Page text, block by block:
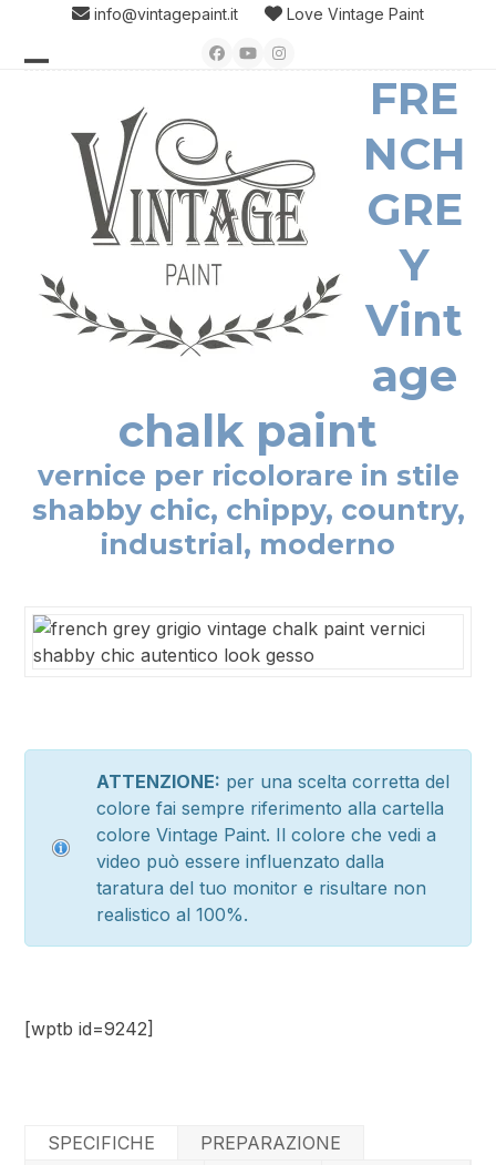
content
info@vintagepaint.it Love Vintage Paint
Facebook
YouTubeInstagram
menu
menu
FRE
NCH
GRE
Y
Vint
age
chalk paint
vernice per ricolorare in stile
shabby chic, chippy, country,
industrial, moderno
ATTENZIONE: per una scelta corretta del
colore fai sempre riferimento alla cartella
colore Vintage Paint. Il colore che vedi a
video può essere influenzato dalla
taratura del tuo monitor e risultare non
realistico al 100%.
[wptb id=9242]
SPECIFICHE
PREPARAZIONE